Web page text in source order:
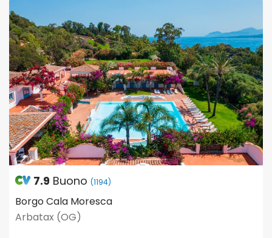
7.9 Buono (1194)
Borgo Cala Moresca
Arbatax (OG)